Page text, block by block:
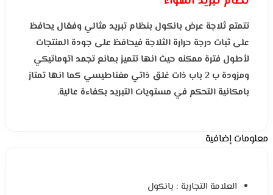
تتمتع ثلاجة عرض بانكول بنظام تبريد مثالي وفعّال يحافظ
على ثبات درجة حرارة الثلاجة فيحافظ على جودة المنتجات
لأطول فترة ممكنه حيث انها تتميز بمانع تجمد اتوماتيكي
ومزودة ب 2 باب ذات غلق ذاتي مغناطيسي كما انها تمتاز
بامكانية التحكم في مستويات التبريد بكفاءة عالية.
معلومات إضافية
العلامة التجارية : بانكول